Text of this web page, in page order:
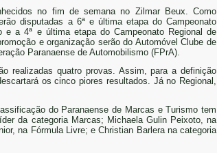
no fim de semana no Zilmar Beux. Como
disputadas a 6ª e última etapa do Campeonato
e a 4ª e última etapa do Campeonato Regional de
e organização serão do Automóvel Clube de
Paranaense de Automobilismo (FPrA).
realizadas quatro provas. Assim, para a definição
os cinco piores resultados. Já no Regional,
do Paranaense de Marcas e Turismo tem
da categoria Marcas; Michaela Gulin Peixoto, na
na Fórmula Livre; e Christian Barlera na categoria